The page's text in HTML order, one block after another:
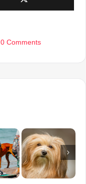
0 Comments